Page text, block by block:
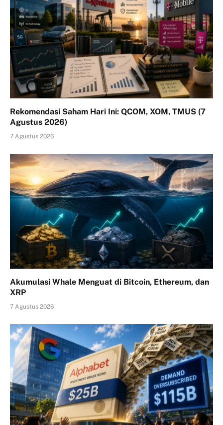
Rekomendasi Saham Hari Ini: QCOM, XOM, TMUS (7
Agustus 2026)
7 Agustus 2026
Akumulasi Whale Menguat di Bitcoin, Ethereum, dan
XRP
7 Agustus 2026